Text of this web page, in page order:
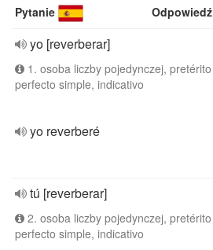
Pytanie Odpowiedź
yo [reverberar]
1. osoba liczby pojedynczej, pretérito
perfecto simple, indicativo
yo reverberé
tú [reverberar]
2. osoba liczby pojedynczej, pretérito
perfecto simple, indicativo